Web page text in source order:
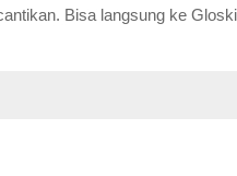
Bisa langsung ke